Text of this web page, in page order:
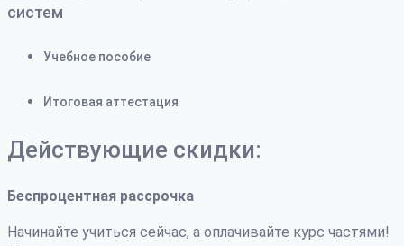
систем
Учебное пособие
Итоговая аттестация
Действующие скидки:
Беспроцентная рассрочка
Начинайте учиться сейчас, а оплачивайте курс частями!